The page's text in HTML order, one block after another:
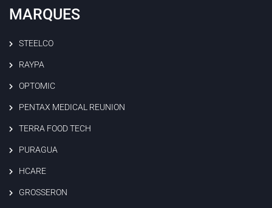
MARQUES
STEELCO
RAYPA
OPTOMIC
PENTAX MEDICAL REUNION
TERRA FOOD TECH
PURAGUA
HCARE
GROSSERON